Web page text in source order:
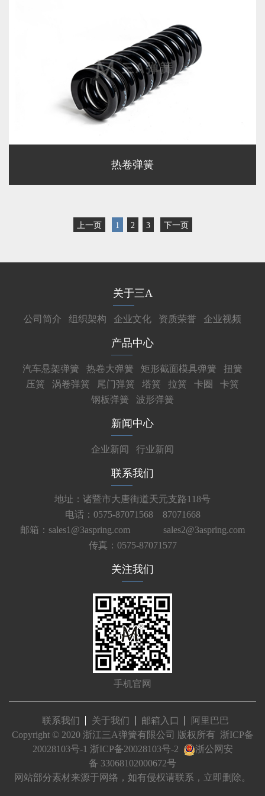
热卷弹簧
上一页 1 2 3 下一页
关于三A
公司简介 组织架构 企业文化 资质荣誉 企业视频
产品中心
汽车悬架弹簧 热卷大弹簧 矩形截面模具弹簧
扭簧
压簧
涡卷弹簧 尾门弹簧 塔簧 拉簧 卡圈
卡簧
钢板弹簧
波形弹簧
新闻中心
企业新闻 行业新闻
联系我们
地址：诸暨市大唐街道天元支路118号
电话：0575-87071568 87071668
邮箱：sales1@3aspring.com
sales2@3aspring.com
传真：0575-87071577
关注我们
手机官网
联系我们 关于我们 邮箱入口
阿里巴巴
Copyright © 2020 浙江三A弹簧有限公司 版权所有 浙ICP备
20028103号-1 浙ICP备20028103号-2
浙公网安
备 33068102000672号
网站部分素材来源于网络，如有侵权请联系，立即删除。